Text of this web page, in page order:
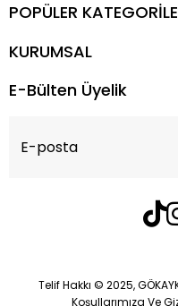
POPÜLER
KURUMSAL
E-Bülten Üyelik
Telif Hakkı © 2025,
Koşullarımıza Ve